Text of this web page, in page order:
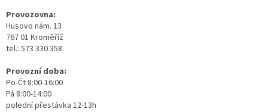
Provozovna:
Husovo nám. 13
767 01 Kroměříž
tel.: 573 330 358
Provozní doba:
Po-Čt 8:00-16:00
Pá 8:00-14:00
polední přestávka 12-13h